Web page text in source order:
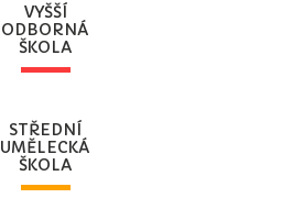
VYŠŠÍ
ODBORNÁ
ŠKOLA
STŘEDNÍ
UMĚLECKÁ
ŠKOLA